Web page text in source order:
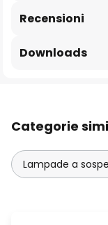
Recensioni
Downloads
Categorie
Lampade a